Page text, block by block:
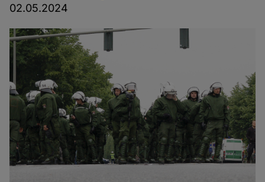
02.05.2024